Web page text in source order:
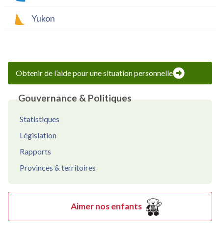
Yukon
Obtenir de l’aide pour une situation personnelle
Gouvernance & Politiques
Statistiques
Législation
Rapports
Provinces & territoires
Aimer nos enfants